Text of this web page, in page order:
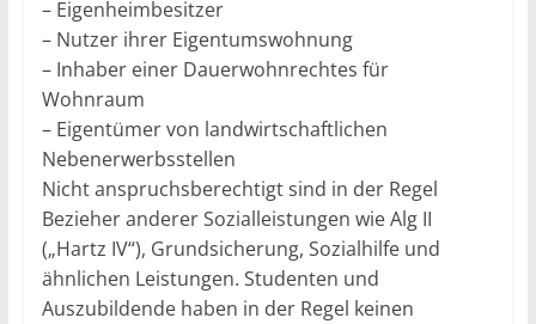
– Eigenheimbesitzer
– Nutzer ihrer Eigentumswohnung
– Inhaber einer Dauerwohnrechtes für
Wohnraum
– Eigentümer von landwirtschaftlichen
Nebenerwerbsstellen
Nicht anspruchsberechtigt sind in der Regel
Bezieher anderer Sozialleistungen wie Alg II
(„Hartz IV“), Grundsicherung, Sozialhilfe und
ähnlichen Leistungen. Studenten und
Auszubildende haben in der Regel keinen